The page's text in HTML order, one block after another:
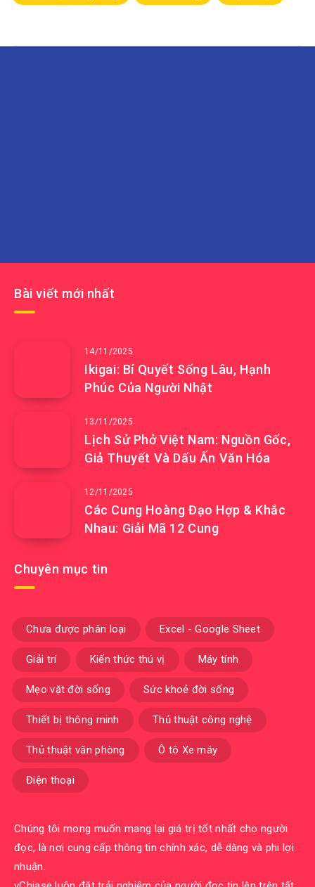
Bài viết mới nhất
14/11/2025
Ikigai: Bí Quyết Sống Lâu, Hạnh
Phúc Của Người Nhật
13/11/2025
Lịch Sử Phở Việt Nam: Nguồn Gốc,
Giả Thuyết Và Dấu Ấn Văn Hóa
12/11/2025
Các Cung Hoàng Đạo Hợp & Khắc
Nhau: Giải Mã 12 Cung
Chuyên mục tin
Chưa được phân loại Excel - Google Sheet
Giải trí Kiến thức thú vị Máy tính
Mẹo vặt đời sống Sức khoẻ đời sống
Thiết bị thông minh Thủ thuật công nghệ
Thủ thuật văn phòng Ô tô Xe máy
Điện thoại
Chúng tôi mong muốn mang lại giá trị tốt nhất cho người
đọc, là nơi cung cấp thông tin chính xác, dễ dàng và phi lợi
nhuận.